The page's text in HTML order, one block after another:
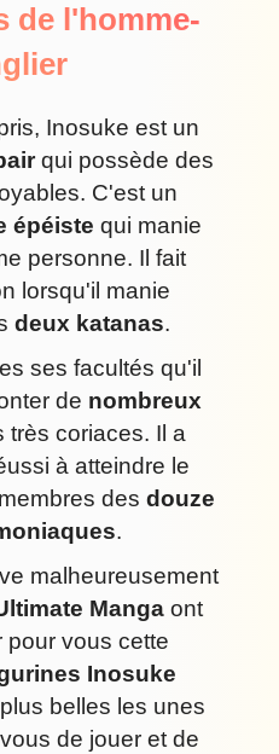
de l'homme-
Inosuke est un
qui possède des
C'est un
épéiste qui manie
personne. Il fait
lorsqu'il manie
deux katanas.
ses facultés qu'il
de nombreux
très coriaces. Il a
à atteindre le
des douze
.
malheureusement
Mangaont
pour vous cette
Inosuke
belles les unes
de jouer et de